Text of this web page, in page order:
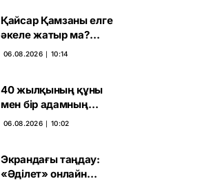
Қайсар Қамзаны елге
әкеле жатыр ма?
Атышулы Блогер
06.08.2026 ∣ 10:14
40 жылқының құны
мен бір адамның
тағдыры: апелляция 7
06.08.2026 ∣ 10:02
Экрандағы таңдау:
«Әділет» онлайн